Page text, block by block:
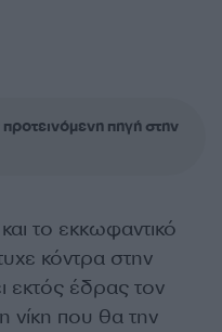
πηγή στην
το εκκωφαντικό
κόντρα στην
εκτός έδρας τον
νίκη που θα την